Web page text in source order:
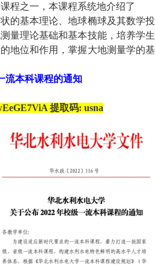
程之一，本课程系统地介绍了
的基本理论、地球椭球及其数学
量理论基础和基本技能，培养学
地位和作用，掌握大地测量学的
流本科课程的通知
提取码: usna